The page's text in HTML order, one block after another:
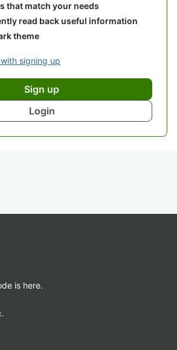
that match your needs
read back useful information
theme
signing up
Sign up
Login
is here.